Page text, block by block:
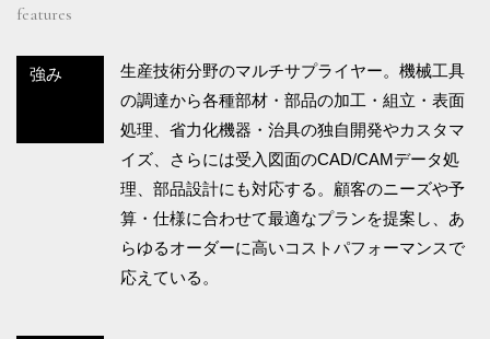
features
強み
生産技術分野のマルチサプライヤー。機械工具
の調達から各種部材・部品の加工・組立・表面
処理、省力化機器・治具の独自開発やカスタマ
イズ、さらには受入図面のCAD/CAMデータ処
理、部品設計にも対応する。顧客のニーズや予
算・仕様に合わせて最適なプランを提案し、あ
らゆるオーダーに高いコストパフォーマンスで
応えている。